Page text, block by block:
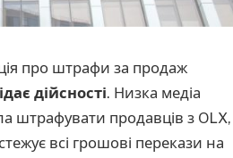
про штрафи за продаж
дійсності. Низка медіа
штрафувати продавців з OLX,
всі грошові перекази на